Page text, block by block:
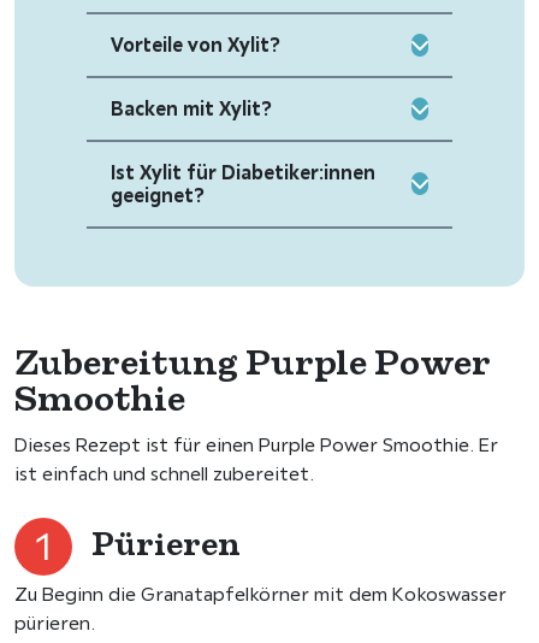
Vorteile von Xylit?
Backen mit Xylit?
Ist Xylit für Diabetiker:innen
geeignet?
Zubereitung Purple Power
Smoothie
Dieses Rezept ist für einen Purple Power Smoothie. Er
ist einfach und schnell zubereitet.
Pürieren
Zu Beginn die Granatapfelkörner mit dem Kokoswasser
pürieren.